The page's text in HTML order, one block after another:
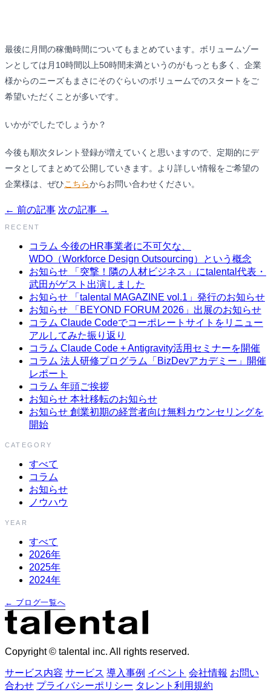
最後に月間の稼働時間についてもまとめています。ボリュームゾー
ンとしては月10時間以上50時間未満というのがもっとも多く、企業
様からのニーズもまさにそのぐらいのボリュームでのスタートをご
希望いただくことが多いです。
いかがでしたでしょうか？
今後も順次タレント登録が増えていくと思いますので、定期的にデ
ータとしてまとめて公開していきます。より詳しい情報をご希望の
企業様は、ぜひこちらからお問い合わせください。
← 前の記事 次の記事 →
RECENT
コラム 今後のHR事業者に不可欠な、
WDO（Workforce Design Outsourcing）という概念
お知らせ 「突撃！隣の人材ビジネス」にtalental代表・
武田がゲスト出演しました
お知らせ 「talental MAGAZINE vol.1」発行のお知らせ
お知らせ 「BEYOND FORUM 2026」出展のお知らせ
コラム Claude Codeでコーポレートサイトをリニュー
アルしてみた振り返り
コラム Claude Code + Antigravity活用セミナーを開催
コラム 法人研修プログラム「BizDevアカデミー」開催
レポート
コラム 年頭ご挨拶
お知らせ 本社移転のお知らせ
お知らせ 創業初期の経営者向け無料カウンセリングを
開始
CATEGORY
すべて
コラム
お知らせ
ノウハウ
YEAR
すべて
2026年
2025年
2024年
← ブログ一覧へ
Copyright © talental inc. All rights reserved.
サービス内容 サービス 導入事例 イベント 会社情報 お問い
合わせ プライバシーポリシー タレント利用規約